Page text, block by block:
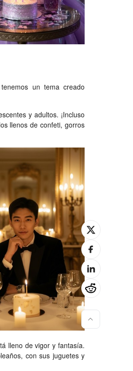
un tema creado
y adultos. ¡Incluso
llenos de confeti, gorros
lleno de vigor y fantasía.
con sus juguetes y